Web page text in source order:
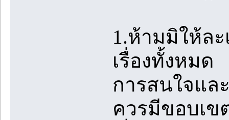
1.ห้ามมิให้ล
เรื่องทั้งหมด
การสนใจแล
ควรมีขอบเข